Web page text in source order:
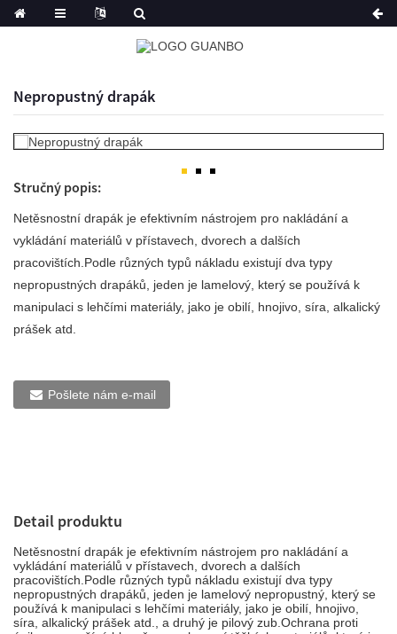
Nepropustný drapák
Stručný popis:
Netěsnostní drapák je efektivním nástrojem pro nakládání a
vykládání materiálů v přístavech, dvorech a dalších
pracovištích.Podle různých typů nákladu existují dva typy
nepropustných drapáků, jeden je lamelový, který se používá k
manipulaci s lehčími materiály, jako je obilí, hnojivo, síra, alkalický
prášek atd.
Pošlete nám e-mail
Detail produktu
Netěsnostní drapák je efektivním nástrojem pro nakládání a
vykládání materiálů v přístavech, dvorech a dalších
pracovištích.Podle různých typů nákladu existují dva typy
nepropustných drapáků, jeden je lamelový nepropustný, který se
používá k manipulaci s lehčími materiály, jako je obilí, hnojivo,
síra, alkalický prášek atd., a druhý je pilový zub.Ochrana proti